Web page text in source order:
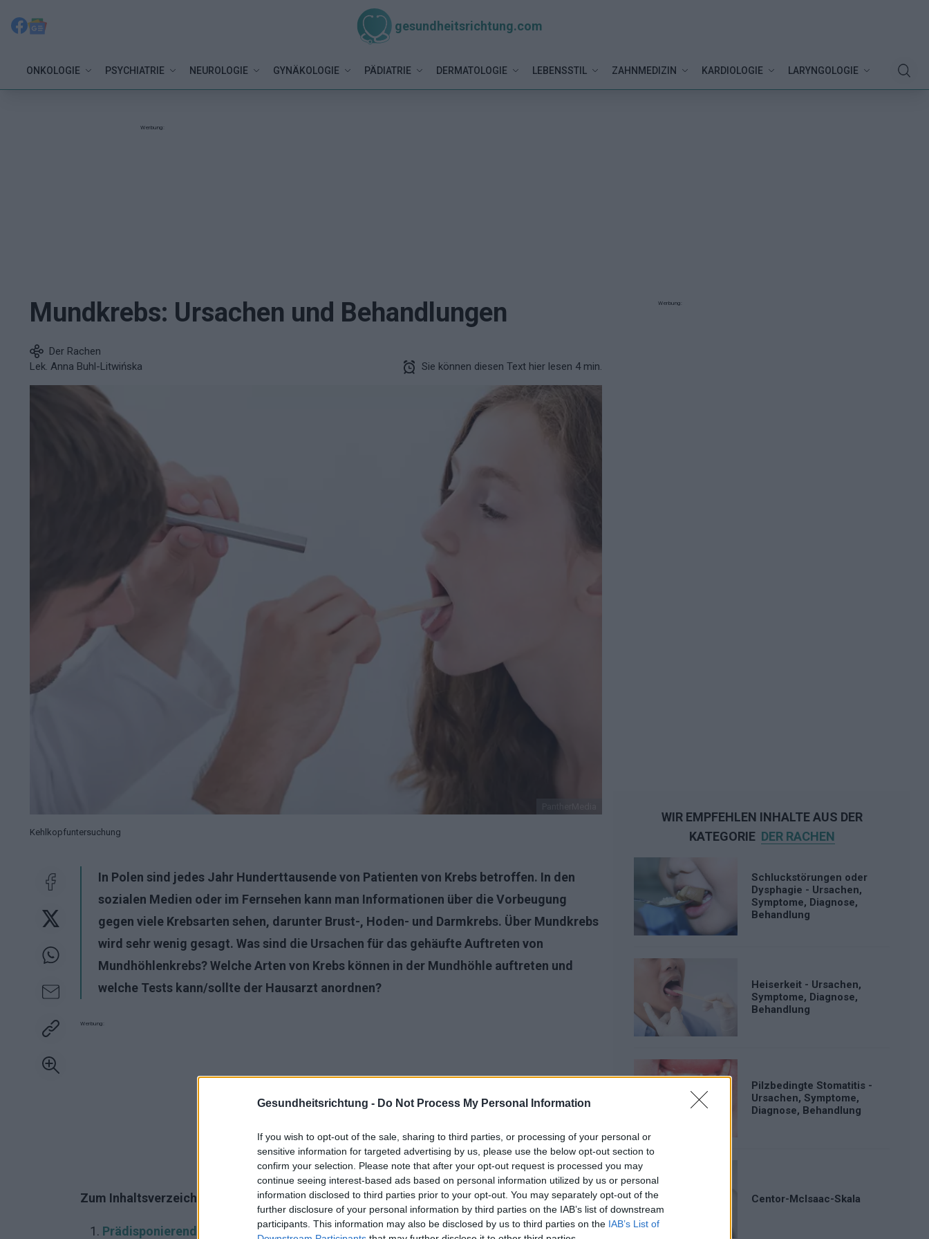
Gesundheitsrichtung - Do Not Process My Personal Information
If you wish to opt-out of the sale, sharing to third parties, or processing of your personal or
sensitive information for targeted advertising by us, please use the below opt-out section to
confirm your selection. Please note that after your opt-out request is processed you may
continue seeing interest-based ads based on personal information utilized by us or personal
information disclosed to third parties prior to your opt-out. You may separately opt-out of the
further disclosure of your personal information by third parties on the IAB’s list of downstream
participants. This information may also be disclosed by us to third parties on the IAB’s List of
gesundheitsrichtung.com
ONKOLOGIE PSYCHIATRIE NEUROLOGIE GYNÄKOLOGIE PÄDIATRIE DERMATOLOGIE LEBENSSTIL ZAHNMEDIZIN KARDIOLOGIE LARYNGOLOGIE
Werbung:
Mundkrebs: Ursachen und Behandlungen
Der Rachen
Lek. Anna Buhl-Litwińska
Sie können diesen Text hier lesen 4 min.
Kehlkopfuntersuchung
In Polen sind jedes Jahr Hunderttausende von Patienten von Krebs betroffen. In den
sozialen Medien oder im Fernsehen kann man Informationen über die Vorbeugung
gegen viele Krebsarten sehen, darunter Brust-, Hoden- und Darmkrebs. Über Mundkrebs
wird sehr wenig gesagt. Was sind die Ursachen für das gehäufte Auftreten von
Mundhöhlenkrebs? Welche Arten von Krebs können in der Mundhöhle auftreten und
welche Tests kann/sollte der Hausarzt anordnen?
Werbung:
Zum Inhaltsverzeichnis:
Prädisponierende Faktoren
Werbung:
WIR EMPFEHLEN INHALTE AUS DER
KATEGORIE DER RACHEN
Schluckstörungen oder
Dysphagie - Ursachen,
Symptome, Diagnose,
Behandlung
Heiserkeit - Ursachen,
Symptome, Diagnose,
Behandlung
Pilzbedingte Stomatitis -
Ursachen, Symptome,
Diagnose, Behandlung
Centor-McIsaac-Skala